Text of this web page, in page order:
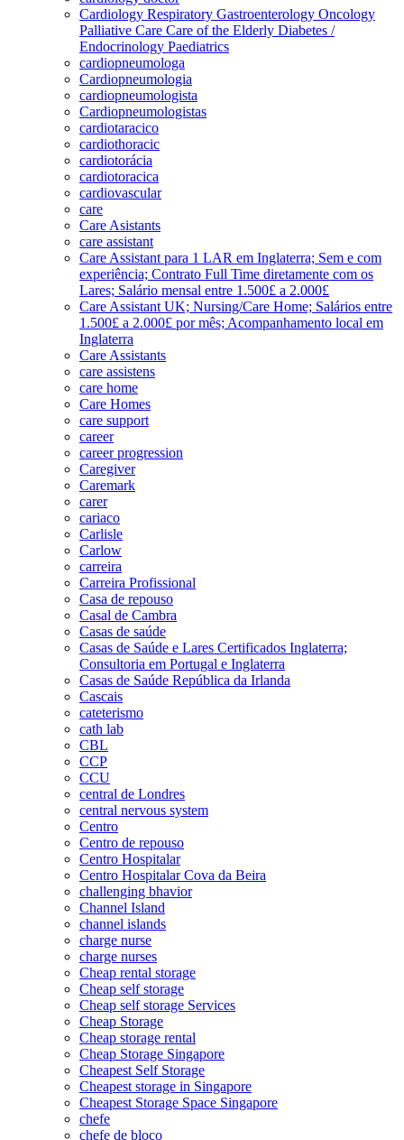
Cardiology Respiratory Gastroenterology Oncology
Palliative Care Care of the Elderly Diabetes /
Endocrinology Paediatrics
cardiopneumologa
Cardiopneumologia
cardiopneumologista
Cardiopneumologistas
cardiotaracico
cardiothoracic
cardiotorácia
cardiotoracica
cardiovascular
care
Care Asistants
care assistant
Care Assistant para 1 LAR em Inglaterra; Sem e com
experiência; Contrato Full Time diretamente com os
Lares; Salário mensal entre 1.500£ a 2.000£
Care Assistant UK; Nursing/Care Home; Salários entre
1.500£ a 2.000£ por mês; Acompanhamento local em
Inglaterra
Care Assistants
care assistens
care home
Care Homes
care support
career
career progression
Caregiver
Caremark
carer
cariaco
Carlisle
Carlow
carreira
Carreira Profissional
Casa de repouso
Casal de Cambra
Casas de saúde
Casas de Saúde e Lares Certificados Inglaterra;
Consultoria em Portugal e Inglaterra
Casas de Saúde República da Irlanda
Cascais
cateterismo
cath lab
CBL
CCP
CCU
central de Londres
central nervous system
Centro
Centro de repouso
Centro Hospitalar
Centro Hospitalar Cova da Beira
challenging bhavior
Channel Island
channel islands
charge nurse
charge nurses
Cheap rental storage
Cheap self storage
Cheap self storage Services
Cheap Storage
Cheap storage rental
Cheap Storage Singapore
Cheapest Self Storage
Cheapest storage in Singapore
Cheapest Storage Space Singapore
chefe
chefe de bloco